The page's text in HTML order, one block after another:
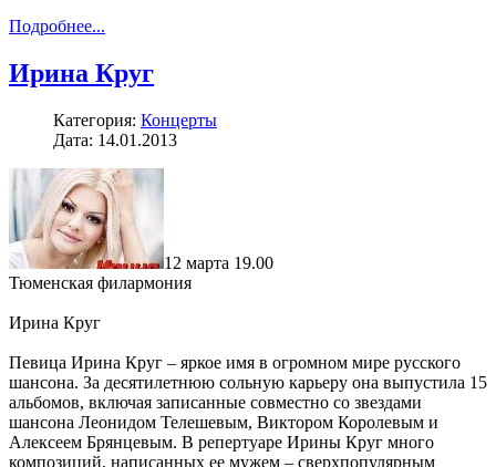
Подробнее...
Ирина Круг
Категория: Концерты
Дата: 14.01.2013
12 марта 19.00
Тюменская филармония
Ирина Круг
Певица Ирина Круг – яркое имя в огромном мире русского
шансона. За десятилетнюю сольную карьеру она выпустила 15
альбомов, включая записанные совместно со звездами
шансона Леонидом Телешевым, Виктором Королевым и
Алексеем Брянцевым. В репертуаре Ирины Круг много
композиций, написанных ее мужем – сверхпопулярным